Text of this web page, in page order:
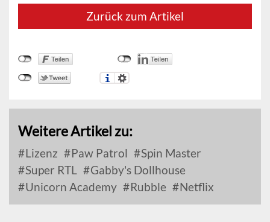
Zurück zum Artikel
Weitere Artikel zu:
Lizenz Paw Patrol
Spin Master
Super RTL
Gabby's Dollhouse
Unicorn Academy
Rubble Netflix